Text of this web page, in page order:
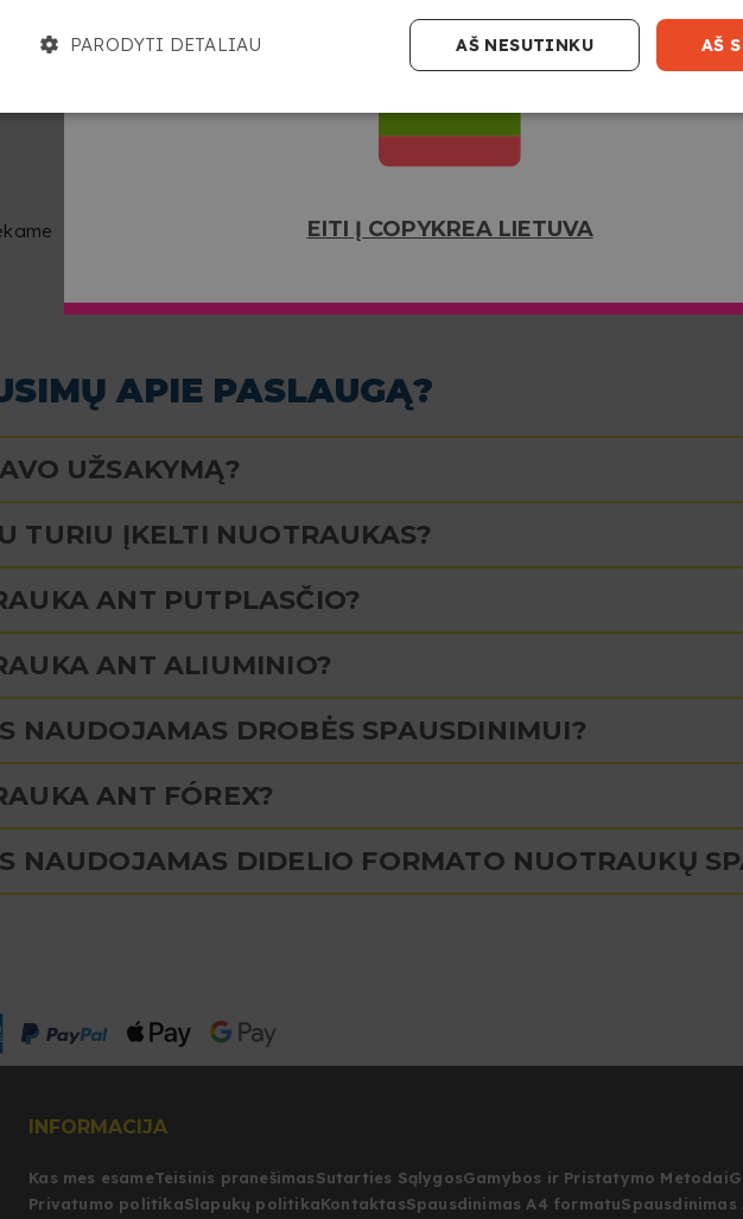
EITI Į COPYKREA LIETUVA
ir
AUKŠTOS KOKYBĖS
SPAUDA
gyvomis spalvomis ir didele
raiška.
APIE PASLAUGĄ?
UŽSAKYMĄ?
TURIU ĮKELTI NUOTRAUKAS?
ANT PUTPLASČIO?
ANT ALIUMINIO?
NAUDOJAMAS DROBĖS SPAUSDINIMUI?
ANT FÓREX?
NAUDOJAMAS DIDELIO FORMATO NUOTRAUKŲ
INFORMACIJA
Kas mes esameTeisinis pranešimasSutarties SąlygosGamybos ir Pristatymo Metodai
Privatumo politikaSlapukų politikaKontaktasSpausdinimas A4 formatuSpausdinimas
AŠ
AŠ NESUTINKU
PARODYTI DETALIAU